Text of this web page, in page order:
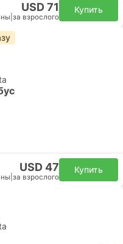
USD 71
за взрослого
Купить
USD 47
за взрослого
Купить